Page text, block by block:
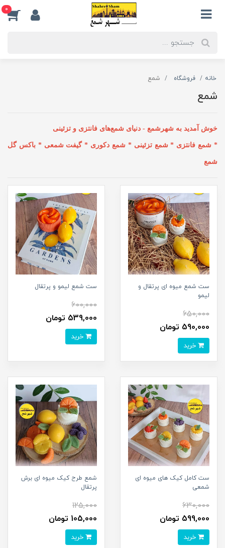
0
خانه فروشگاه شمع
شمع
خوش آمدید به شهرشمع - دنیای شمع‌های فانتزی و تزئینی
* شمع فانتزی * شمع تزئینی* شمع دکوری * گیفت شمعی* باکس گل
شمع
ست شمع میوه ای پرتقال و
لیمو
650,000
590,000 تومان
ست شمع لیمو و پرتقال
600,000
539,000 تومان
ست کامل کیک های میوه ای
شمعی
630,000
599,000 تومان
شمع طرح کیک میوه ای برش
پرتقال
125,000
105,000 تومان